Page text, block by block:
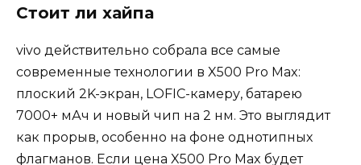
Стоит ли хайпа
vivo действительно собрала все самые
современные технологии в X500 Pro Max:
плоский 2K-экран, LOFIC-камеру, батарею
7000+ мАч и новый чип на 2 нм. Это выглядит
как прорыв, особенно на фоне однотипных
флагманов. Если цена X500 Pro Max будет